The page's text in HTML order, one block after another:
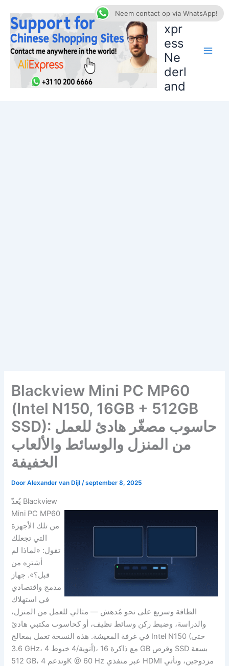
naar
inhoud
AliE
xpr
ess
Ne
derl
and
Blackview Mini PC MP60
(Intel N150, 16GB + 512GB
SSD): حاسوب مصغّر هادئ للعمل
من المنزل والوسائط والألعاب
الخفيفة
DoorAlexander van Dijl/september 8, 2025
يُعدّ Blackview
Mini PC MP60
من تلك الأجهزة
التي تجعلك
تقول: «لماذا لم
أشترِه من
قبل؟». جهاز
مدمج واقتصادي
في استهلاك
الطاقة وسريع على نحو مُدهش — مثالي للعمل من المنزل،
والدراسة، وضبط ركن وسائط نظيف، أو كحاسوب مكتبي هادئ
في غرفة المعيشة. هذه النسخة تعمل بمعالج Intel N150 (حتى
3.6 GHz، 4 أنوية/4 خيوط)، مع ذاكرة 16 GB وقرص SSD بسعة
512 GB، وتدعم 4K @ 60 Hz عبر منفذي HDMI مزدوجين، وتأتي
Neem contact op via WhatsApp!